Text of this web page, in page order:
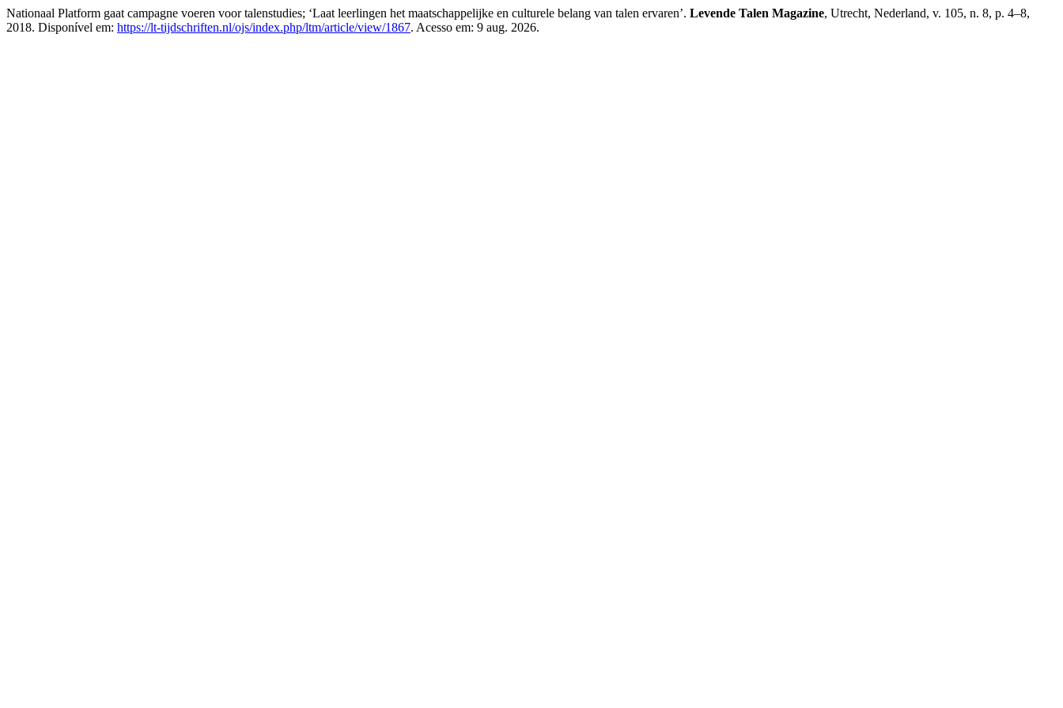
Nationaal Platform gaat campagne voeren voor talenstudies; ‘Laat leerlingen het maatschappelijke en culturele belang van talen ervaren’. Levende Talen Magazine, Utrecht, Nederland, v. 105, n. 8, p. 4–8,
2018. Disponível em: https://lt-tijdschriften.nl/ojs/index.php/ltm/article/view/1867. Acesso em: 9 aug. 2026.